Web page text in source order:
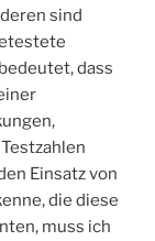
sind
dass
Einsatz von
die diese
muss ich